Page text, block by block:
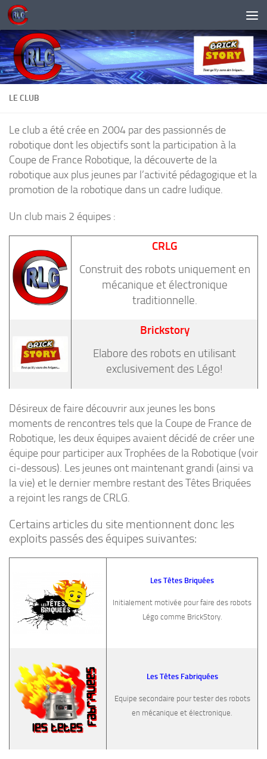
Skip to content
LE CLUB
Le club a été crée en 2004 par des passionnés de
robotique dont les objectifs sont la participation à la
Coupe de France Robotique, la découverte de la
robotique aux plus jeunes par l’activité pédagogique et la
promotion de la robotique dans un cadre ludique.
Un club mais 2 équipes :
CRLG
Construit des robots uniquement en
mécanique et électronique
traditionnelle.
Brickstory
Elabore des robots en utilisant
exclusivement des Légo!
Désireux de faire découvrir aux jeunes les bons
moments de rencontres tels que la Coupe de France de
Robotique, les deux équipes avaient décidé de créer une
équipe pour participer aux Trophées de la Robotique (voir
ci-dessous). Les jeunes ont maintenant grandi (ainsi va
la vie) et le dernier membre restant des Têtes Briquées
a rejoint les rangs de CRLG.
Certains articles du site mentionnent donc les
exploits passés des équipes suivantes:
Les Têtes Briquées
Initialement motivée pour faire des robots
Légo comme BrickStory.
Les Têtes Fabriquées
Equipe secondaire pour tester des robots
en mécanique et électronique.